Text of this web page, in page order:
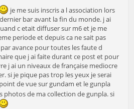
je me suis inscris a l association lors
bar avant la fin du monde. j ai
c etait diffuser sur m6 et je me
periode et depuis ca ne sait pas
avance pour toutes les faute d
que j ai faite durant ce post et pour
j ai un niveaux de française mediocre
si je pique pas trop les yeux je serai
de vue sur gundam et le gunpla
photos de ma collection de gunpla. si